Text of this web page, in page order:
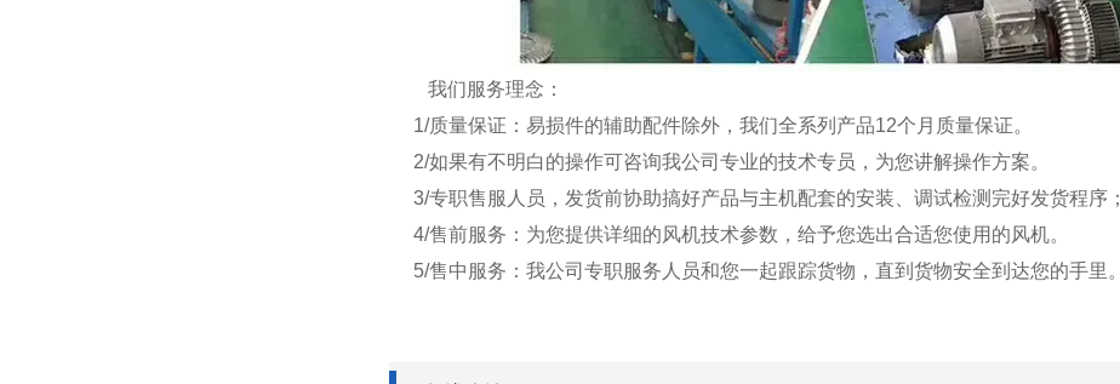
我们服务理念：
1/质量保证：易损件的辅助配件除外，我们全系列产品12个月质量保证。
2/如果有不明白的操作可咨询我公司专业的技术专员，为您讲解操作方案。
3/专职售服人员，发货前协助搞好产品与主机配套的安装、调试检测完好发货程序；
4/售前服务：为您提供详细的风机技术参数，给予您选出合适您使用的风机。
5/售中服务：我公司专职服务人员和您一起跟踪货物，直到货物安全到达您的手里。